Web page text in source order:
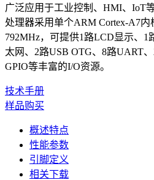
广泛应用于工业控制、HMI、IoT
处理器采用单个ARM Cortex-A7
792MHz，可提供1路LCD显示、1
太网、2路USB OTG、8路UART
GPIO等丰富的I/O资源。
技术手册
样品购买
概述特点
性能参数
引脚定义
相关下载